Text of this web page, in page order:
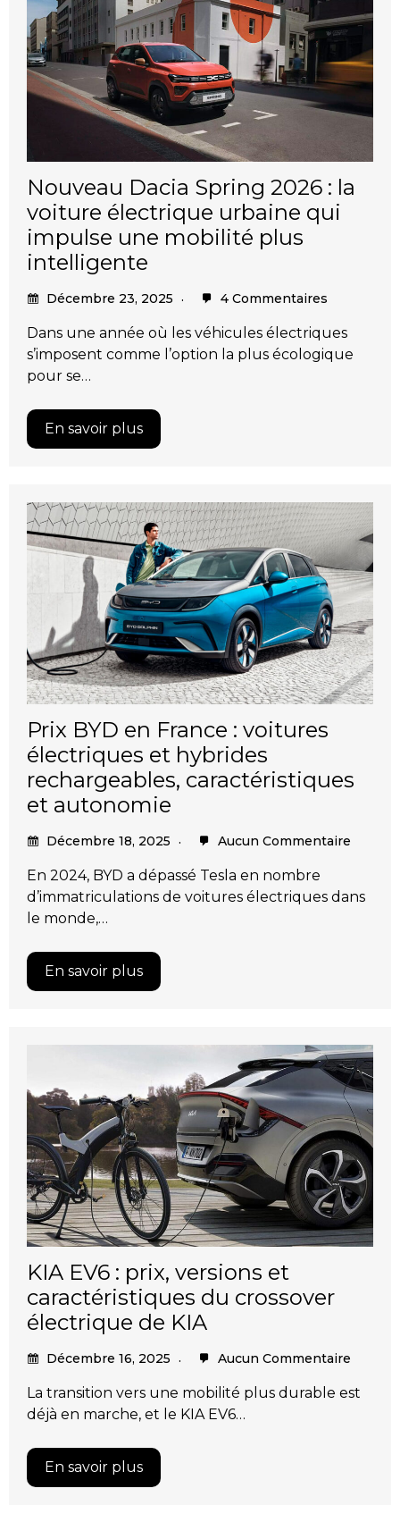
Nouveau Dacia Spring 2026 : la
voiture électrique urbaine qui
impulse une mobilité plus
intelligente
Décembre 23, 2025 4 Commentaires
Dans une année où les véhicules électriques
s’imposent comme l’option la plus écologique
pour se…
En savoir plus
Prix BYD en France : voitures
électriques et hybrides
rechargeables, caractéristiques
et autonomie
Décembre 18, 2025 Aucun Commentaire
En 2024, BYD a dépassé Tesla en nombre
d’immatriculations de voitures électriques dans
le monde,…
En savoir plus
KIA EV6 : prix, versions et
caractéristiques du crossover
électrique de KIA
Décembre 16, 2025 Aucun Commentaire
La transition vers une mobilité plus durable est
déjà en marche, et le KIA EV6…
En savoir plus